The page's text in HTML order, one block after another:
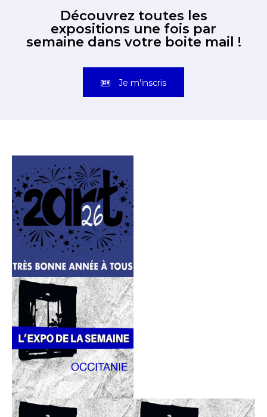
Découvrez toutes les
expositions une fois par
semaine dans votre boite mail !
Je m'inscris